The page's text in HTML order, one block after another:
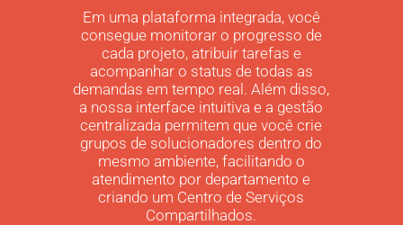
Em uma plataforma integrada, você
consegue monitorar o progresso de
cada projeto, atribuir tarefas e
acompanhar o status de todas as
demandas em tempo real. Além disso,
a nossa interface intuitiva e a gestão
centralizada permitem que você crie
grupos de solucionadores dentro do
mesmo ambiente, facilitando o
atendimento por departamento e
criando um Centro de Serviços
Compartilhados.